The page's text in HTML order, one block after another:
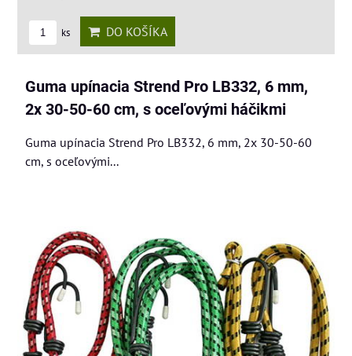
ks DO KOŠÍKA
Guma upínacia Strend Pro LB332, 6 mm,
2x 30-50-60 cm, s oceľovými háčikmi
Guma upínacia Strend Pro LB332, 6 mm, 2x 30-50-60
cm, s oceľovými...